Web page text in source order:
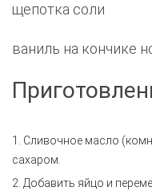
щепотка соли
ваниль на кончике
1. Сливочное масло
сахаром.
2. Добавить яйцо и